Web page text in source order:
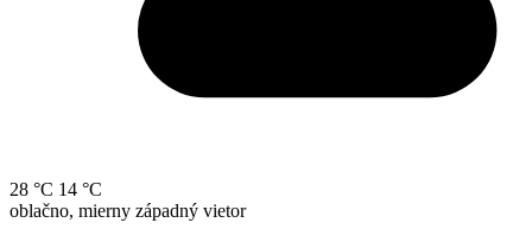
28 °C 14 °C
oblačno, mierny západný vietor